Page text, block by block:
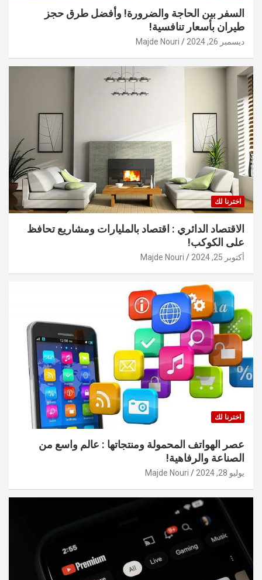
السفر بين الحاجة والضرورة! وأفضل طرق حجز
طيران بأسعار تنافسية!
ديسمبر 26, 2024 Majde Nouri
اخترنا لك
الاقتصاد الدائري : اقتصاد بالمليارات ومشاريع تحافظ
على الكوكب!
أكتوبر 25, 2024 Majde Nouri
اخترنا لك
عصر الهواتف المحمولة ومنتجاتها : عالم واسع من
الصناعة والرفاهية!
يوليو 28, 2024 Majde Nouri